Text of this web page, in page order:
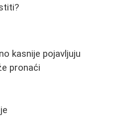
kasnije pojavljuju
pronaći